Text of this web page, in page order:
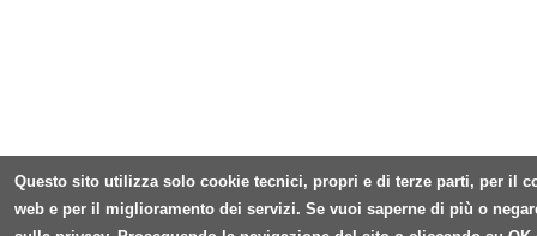
Questo sito utilizza solo cookie tecnici, propri e di terze parti, per il
web e per il miglioramento dei servizi. Se vuoi saperne di più o